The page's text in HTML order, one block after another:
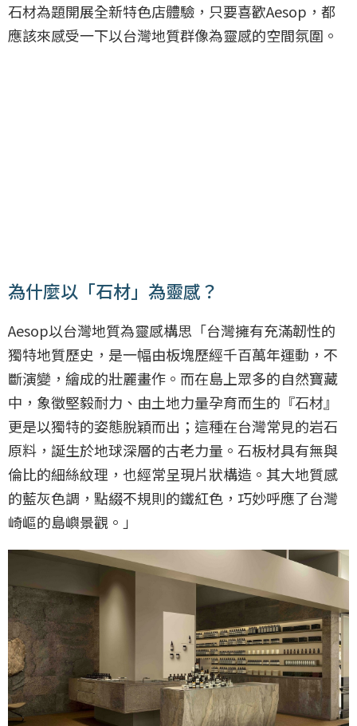
石材為題開展全新特色店體驗，只要喜歡Aesop，都
應該來感受一下以台灣地質群像為靈感的空間氛圍。
為什麼以「石材」為靈感？
Aesop以台灣地質為靈感構思「台灣擁有充滿韌性的
獨特地質歷史，是一幅由板塊歷經千百萬年運動，不
斷演變，繪成的壯麗畫作。而在島上眾多的自然寶藏
中，象徵堅毅耐力、由土地力量孕育而生的『石材』
更是以獨特的姿態脫穎而出；這種在台灣常見的岩石
原料，誕生於地球深層的古老力量。石板材具有無與
倫比的細絲紋理，也經常呈現片狀構造。其大地質感
的藍灰色調，點綴不規則的鐵紅色，巧妙呼應了台灣
崎嶇的島嶼景觀。」